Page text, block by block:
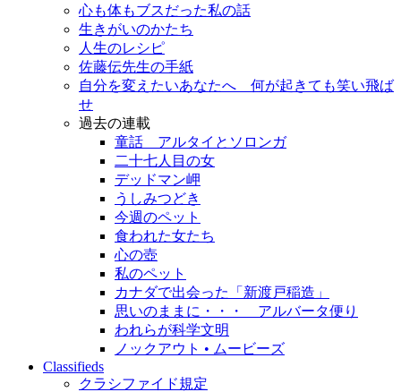
心も体もブスだった私の話
生きがいのかたち
人生のレシピ
佐藤伝先生の手紙
自分を変えたいあなたへ 何が起きても笑い飛ば
せ
過去の連載
童話 アルタイとソロンガ
二十七人目の女
デッドマン岬
うしみつどき
今週のペット
食われた女たち
心の壺
私のペット
カナダで出会った「新渡戸稲造」
思いのままに・・・ アルバータ便り
われらが科学文明
ノックアウト • ムービーズ
Classifieds
クラシファイド規定